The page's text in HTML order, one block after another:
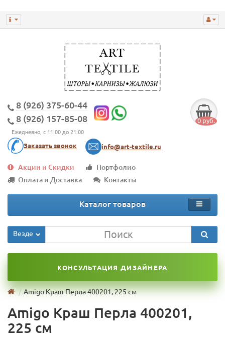
8 (926) 375-60-44
8 (926) 157-85-08
Ежедневно, с 11:00 до 21:00
Заказать звонок info@art-textile.ru
0 руб.
Акции и Скидки
Портфолио
Оплата и Доставка
Контакты
Каталог товаров
Везде
КОНСУЛЬТАЦИЯ ДИЗАЙНЕРА
Amigo Краш Перла 400201, 225 см
Amigo Краш Перла 400201,
225 см